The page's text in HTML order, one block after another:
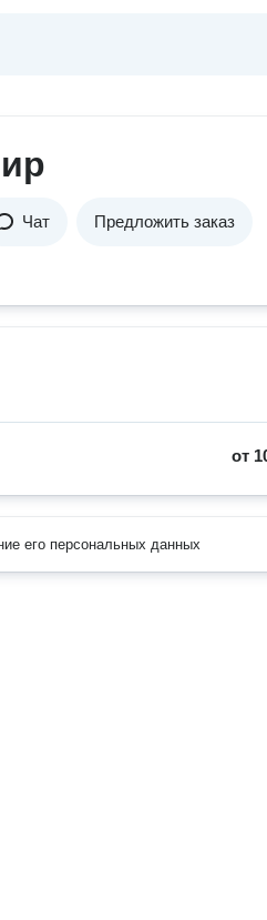
Чат Предложить заказ
от
его персональных данных